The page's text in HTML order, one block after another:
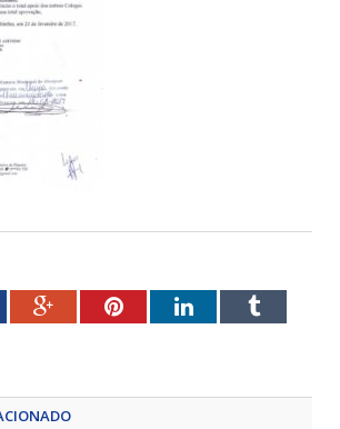
Google+PinterestLinkedInTumblr